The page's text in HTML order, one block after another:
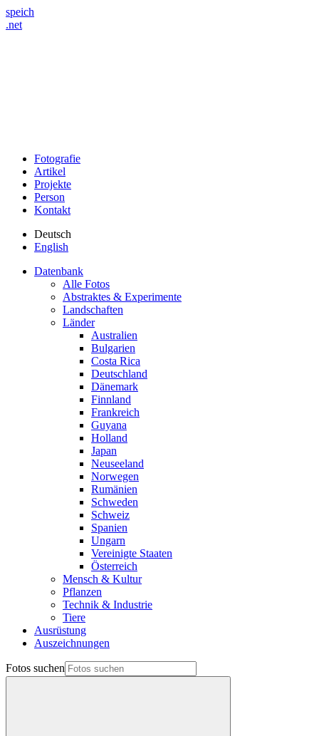
speich
.net
Fotografie
Artikel
Projekte
Person
Kontakt
Deutsch
English
Datenbank
Alle Fotos
Abstraktes & Experimente
Landschaften
Länder
Australien
Bulgarien
Costa Rica
Deutschland
Dänemark
Finnland
Frankreich
Guyana
Holland
Japan
Neuseeland
Norwegen
Rumänien
Schweden
Schweiz
Spanien
Ungarn
Vereinigte Staaten
Österreich
Mensch & Kultur
Pflanzen
Technik & Industrie
Tiere
Ausrüstung
Auszeichnungen
Fotos suchen